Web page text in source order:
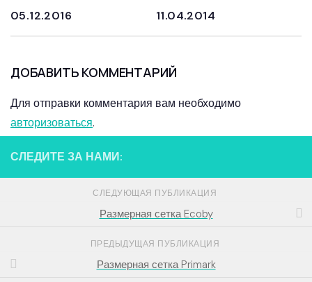
05.12.2016
11.04.2014
ДОБАВИТЬ КОММЕНТАРИЙ
Для отправки комментария вам необходимо
авторизоваться.
СЛЕДИТЕ ЗА НАМИ:
СЛЕДУЮЩАЯ ПУБЛИКАЦИЯ
Размерная сетка Ecoby
ПРЕДЫДУЩАЯ ПУБЛИКАЦИЯ
Размерная сетка Primark